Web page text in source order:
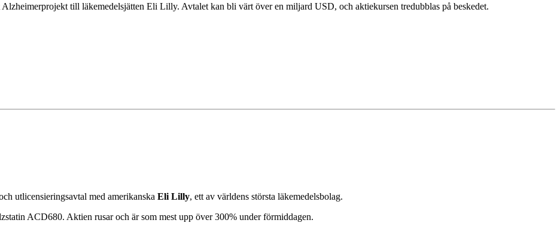
till läkemedelsjätten Eli Lilly. Avtalet kan bli värt över en miljard USD, och aktiekursen tredubblas på beskedet.
utlicensieringsavtal med amerikanska Eli Lilly, ett av världens största läkemedelsbolag.
ACD680. Aktien rusar och är som mest upp över 300% under förmiddagen.